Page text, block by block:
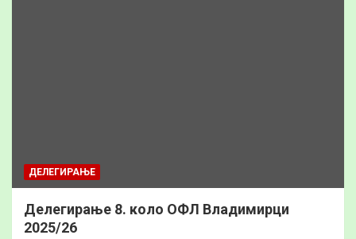
ДЕЛЕГИРАЊЕ
Делегирање 8. коло ОФЛ Владимирци
2025/26